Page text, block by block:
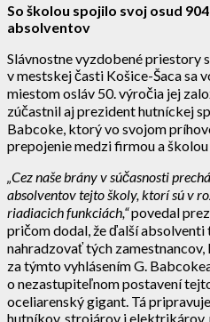
So školou spojilo svoj osud
absolventov
Slávnostne vyzdobené priestory
v mestskej časti Košice-Šaca sa
miestom osláv 50. výročia jej
zúčastnil aj prezident hutníckej
Babcoke, ktorý vo svojom
prepojenie medzi firmou a školou
„Cez naše brány v súčasnosti
absolventov tejto školy, ktorí sú v
riadiacich funkciách,“povedal
pričom dodal, že ďalší
nahradzovať tých
za týmto vyhlásením G.
o nezastupiteľnom postavení
oceliarenský gigant. Tá
hutníkov, strojárov i elektrikárov,